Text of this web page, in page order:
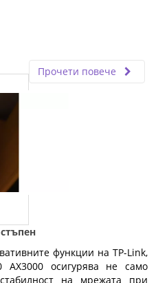
Прочети повече
функции на TP-Link,
AX3000 осигурява не само
на мрежата при